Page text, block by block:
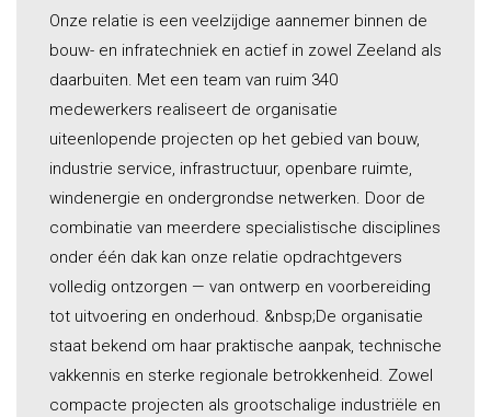
Onze relatie is een veelzijdige aannemer binnen de
bouw- en infratechniek en actief in zowel Zeeland als
daarbuiten. Met een team van ruim 340
medewerkers realiseert de organisatie
uiteenlopende projecten op het gebied van bouw,
industrie service, infrastructuur, openbare ruimte,
windenergie en ondergrondse netwerken. Door de
combinatie van meerdere specialistische disciplines
onder één dak kan onze relatie opdrachtgevers
volledig ontzorgen — van ontwerp en voorbereiding
tot uitvoering en onderhoud. &nbsp;De organisatie
staat bekend om haar praktische aanpak, technische
vakkennis en sterke regionale betrokkenheid. Zowel
compacte projecten als grootschalige industriële en